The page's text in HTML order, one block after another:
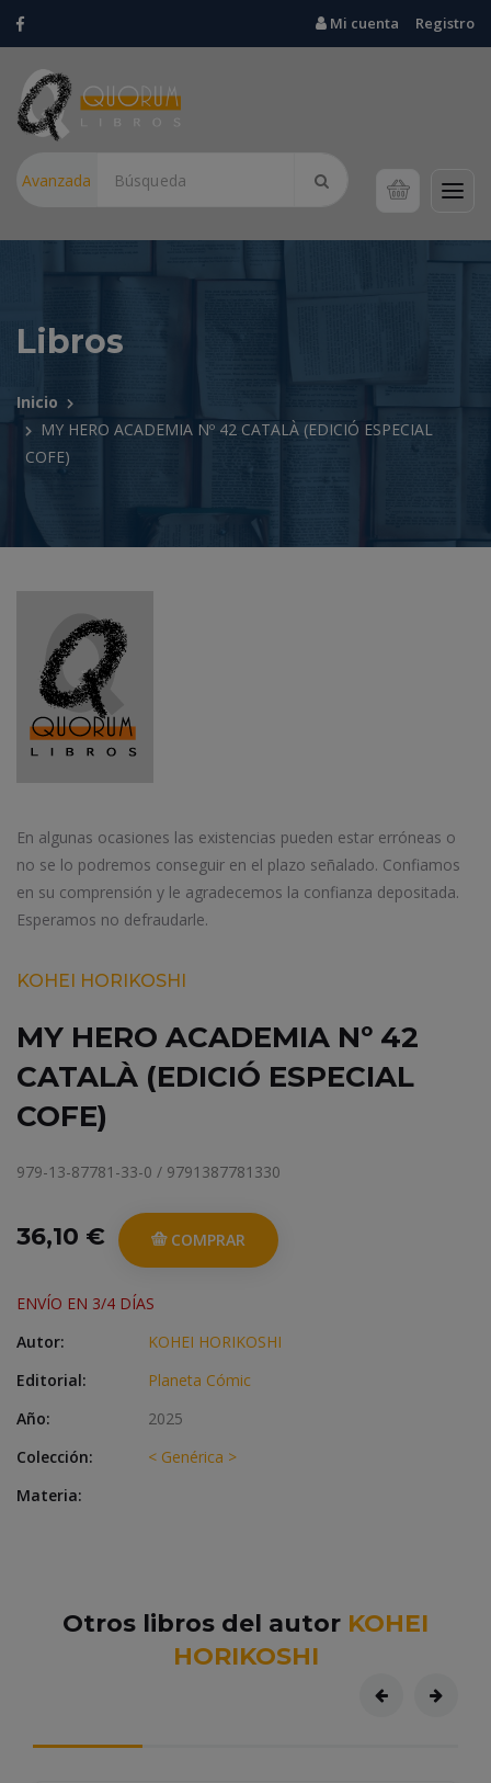
Mi cuenta Registro
Avanzada
Libros
Inicio
MY HERO ACADEMIA Nº 42 CATALÀ (EDICIÓ ESPECIAL
COFE)
En algunas ocasiones las existencias pueden estar erróneas o
no se lo podremos conseguir en el plazo señalado. Confiamos
en su comprensión y le agradecemos la confianza depositada.
Esperamos no defraudarle.
KOHEI HORIKOSHI
MY HERO ACADEMIA Nº 42
CATALÀ (EDICIÓ ESPECIAL
COFE)
979-13-87781-33-0 / 9791387781330
36,10 € COMPRAR
ENVÍO EN 3/4 DÍAS
Autor:
KOHEI HORIKOSHI
Editorial:
Planeta Cómic
Año:
2025
Colección:
< Genérica >
Materia:
Otros libros del autor KOHEI
HORIKOSHI